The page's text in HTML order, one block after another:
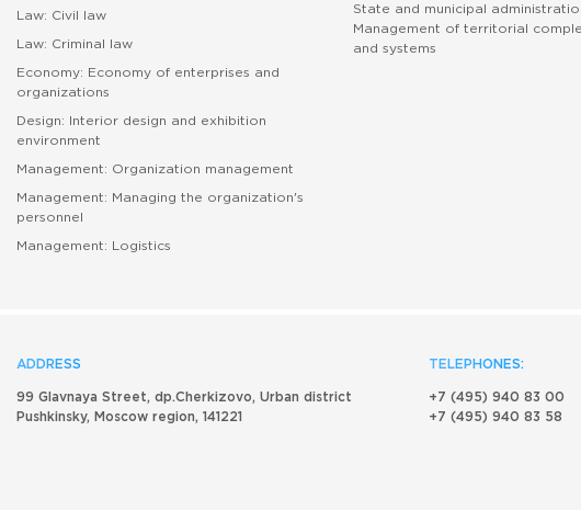
Law: Civil law
Law: Criminal law
Economy: Economy of enterprises and
organizations
Design: Interior design and exhibition
environment
Management: Organization management
Management: Managing the organization's
personnel
Management: Logistics
State and municipal
Management of territorial
and systems
ADDRESS
99 Glavnaya Street, dp.Cherkizovo, Urban district
Pushkinsky, Moscow region, 141221
TELEPHONES:
+7 (495) 940 83 00
+7 (495) 940 83 58